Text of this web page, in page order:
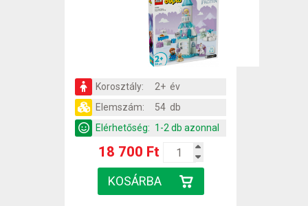
Korosztály:
2+ év
Elemszám:
54 db
Elérhetőség: 1-2 db azonnal
18 700 Ft